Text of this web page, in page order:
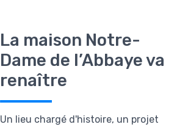
La maison Notre-
Dame de l’Abbaye va
renaître
Un lieu chargé d'histoire, un projet